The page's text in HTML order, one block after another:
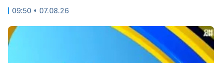
09:50 • 07.08.26